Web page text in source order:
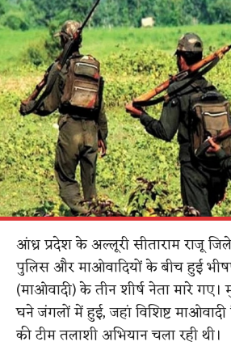
आंध्र प्रदेश के अल्लूरी सीताराम राजू
पुलिस और माओवादियों के बीच हुई
(माओवादी) के तीन शीर्ष नेता मारे
घने जंगलों में हुई, जहां विशिष्ट माओवादी
की टीम तलाशी अभियान चला रही थी।